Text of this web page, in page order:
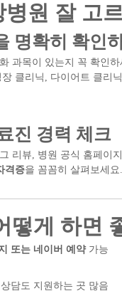
원 잘 고
명확히 확인
과목이 있는지 꼭 확인하
클리닉, 다이어트 클리
진 경력 체크
리뷰, 병원 공식 홈페이
격증을 꼼꼼히 살펴보세요.
떻게 하면
또는 네이버 예약가능
담도 지원하는 곳 많음